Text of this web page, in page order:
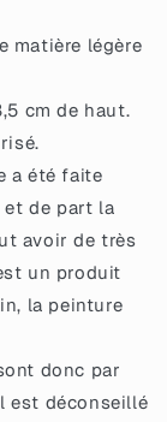
matière légère
cm de haut.
a été faite
et de part la
avoir de très
un produit
la peinture
donc par
est déconseillé